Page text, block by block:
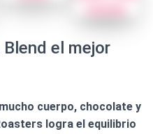
el mejor
cuerpo, chocolate y
logra el equilibrio